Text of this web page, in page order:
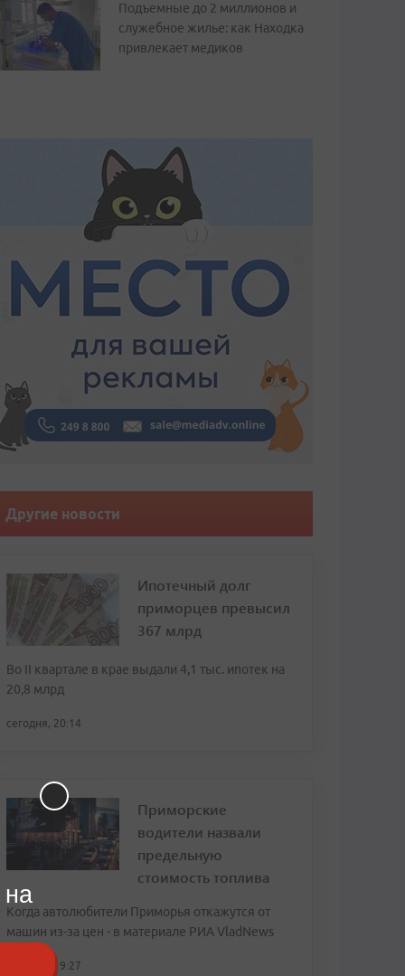
Подъемные до 2 миллионов и
служебное жилье: как Находка
привлекает медиков
Другие новости
Ипотечный долг
приморцев превысил
367 млрд
Во II квартале в крае выдали 4,1 тыс. ипотек на
20,8 млрд
сегодня, 20:14
Приморские
водители назвали
предельную
стоимость топлива
Когда автолюбители Приморья откажутся от
машин из-за цен - в материале РИА VladNews
сегодня, 19:27